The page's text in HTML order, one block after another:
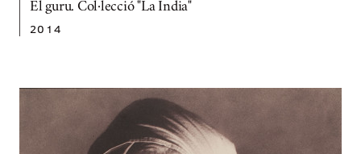
El guru. Col·lecció "La India"
2014